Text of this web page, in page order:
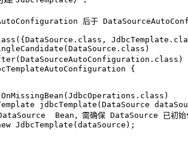
后于
{
jdbcTemplate (DataSource
Bean，需确保 DataSource 已初始
JdbcTemplate (dataSource);